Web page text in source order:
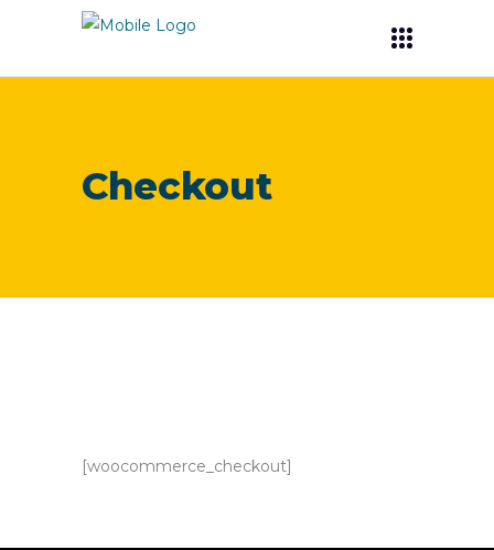
Checkout
[woocommerce_checkout]